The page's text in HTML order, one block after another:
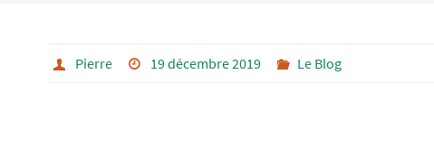
Pierre 19 décembre 2019 Le Blog